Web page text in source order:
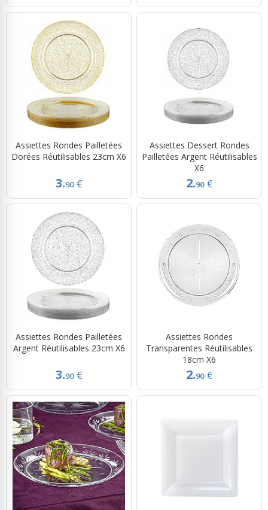
Assiettes Rondes Pailletées
Dorées Réutilisables 23cm X6
3.90 €
Assiettes Dessert Rondes
Pailletées Argent Réutilisables
X6
2.90 €
Assiettes Rondes Pailletées
Argent Réutilisables 23cm X6
3.90 €
Assiettes Rondes
Transparentes Réutilisables
18cm X6
2.90 €